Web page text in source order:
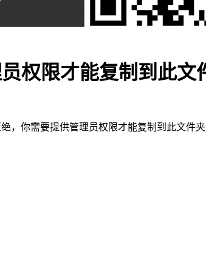
权限才能复制到此文
，你需要提供管理员权限才能复制到此文件